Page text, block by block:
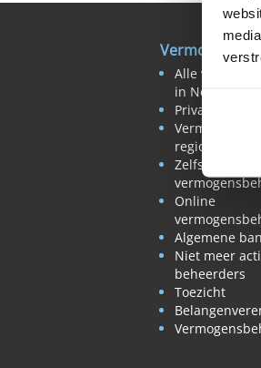
Alle
in Nederland
Private banks
regio
Zelfstandige
Online
Algemene
Niet meer
beheerders
Toezicht